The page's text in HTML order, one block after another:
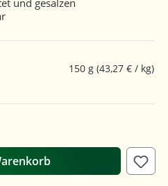
150 g (43,27 € / kg)